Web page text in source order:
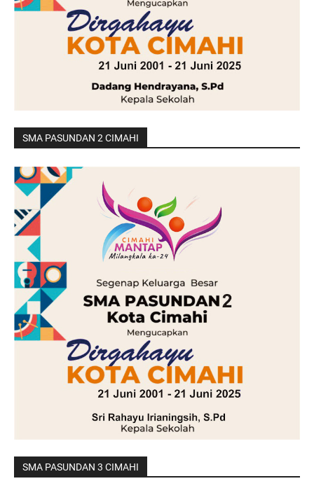
SMA PASUNDAN 2 CIMAHI
SMA PASUNDAN 3 CIMAHI